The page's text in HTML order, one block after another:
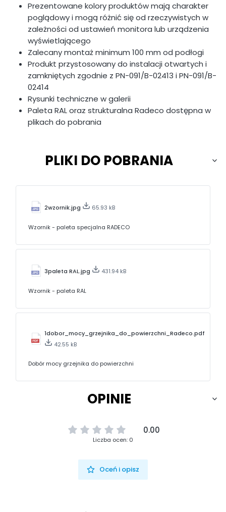
Prezentowane kolory produktów mają charakter
poglądowy i mogą różnić się od rzeczywistych w
zależności od ustawień monitora lub urządzenia
wyświetlającego
Zalecany montaż minimum 100 mm od podłogi
Produkt przystosowany do instalacji otwartych i
zamkniętych zgodnie z PN-091/B-02413 i PN-091/B-
02414
Rysunki techniczne w galerii
Paleta RAL oraz strukturalna Radeco dostępna w
plikach do pobrania
PLIKI DO POBRANIA
2wzornik.jpg 65.93 kB
Wzornik - paleta specjalna RADECO
3paleta RAL.jpg 431.94 kB
Wzornik - paleta RAL
1dobor_mocy_grzejnika_do_powierzchni_Radeco.pdf
42.55 kB
Dobór mocy grzejnika do powierzchni
OPINIE
0.00
Liczba ocen: 0
Oceń i opisz